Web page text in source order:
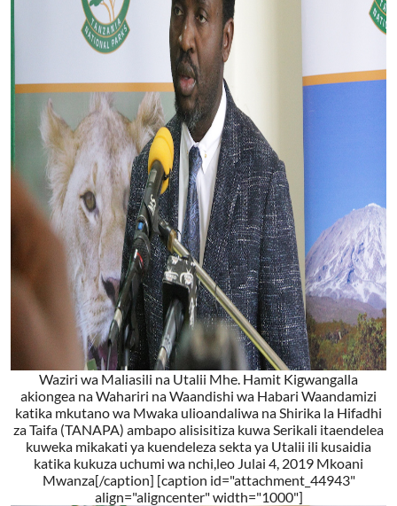
Waziri wa Maliasili na Utalii Mhe. Hamit Kigwangalla
akiongea na Wahariri na Waandishi wa Habari Waandamizi
katika mkutano wa Mwaka ulioandaliwa na Shirika la Hifadhi
za Taifa (TANAPA) ambapo alisisitiza kuwa Serikali itaendelea
kuweka mikakati ya kuendeleza sekta ya Utalii ili kusaidia
katika kukuza uchumi wa nchi,leo Julai 4, 2019 Mkoani
Mwanza[/caption] [caption id="attachment_44943"
align="aligncenter" width="1000"]